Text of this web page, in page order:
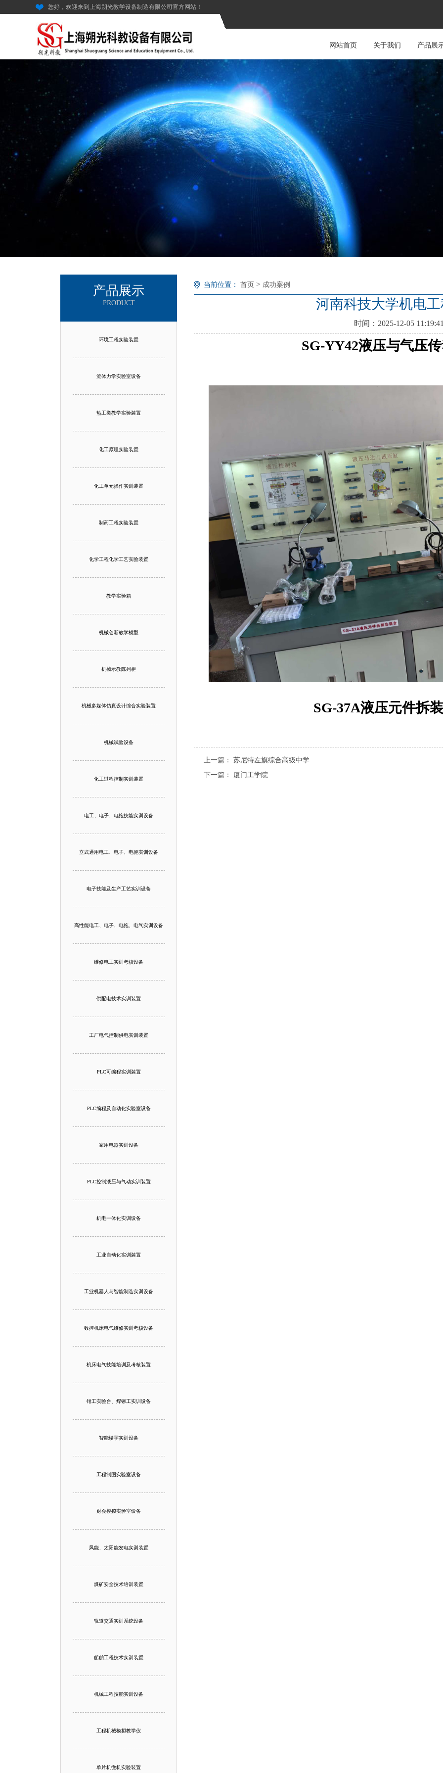
您好，欢迎来到上海朔光教学设备制造有限公司官方网站！
网站首页 关于我们 产品展
产品展示
PRODUCT
环境工程实验装置
流体力学实验室设备
热工类教学实验装置
化工原理实验装置
化工单元操作实训装置
制药工程实验装置
化学工程化学工艺实验装置
教学实验箱
机械创新教学模型
机械示教陈列柜
机械多媒体仿真设计综合实验装置
机械试验设备
化工过程控制实训装置
电工、电子、电拖技能实训设备
立式通用电工、电子、电拖实训设备
电子技能及生产工艺实训设备
高性能电工、电子、电拖、电气实训设备
维修电工实训考核设备
供配电技术实训装置
工厂电气控制供电实训装置
PLC可编程实训装置
PLC编程及自动化实验室设备
家用电器实训设备
PLC控制液压与气动实训装置
机电一体化实训设备
工业自动化实训装置
工业机器人与智能制造实训设备
数控机床电气维修实训考核设备
机床电气技能培训及考核装置
钳工实验台、焊铆工实训设备
智能楼宇实训设备
工程制图实验室设备
财会模拟实验室设备
风能、太阳能发电实训装置
煤矿安全技术培训装置
轨道交通实训系统设备
船舶工程技术实训装置
机械工程技能实训设备
工程机械模拟教学仪
单片机微机实验装置
当前位置： 首页 > 成功案例
河南科技大学机电
时间：2025-12-05
SG-YY42液压与气压
SG-37A液压元件拆
上一篇： 苏尼特左旗综合高级中学
下一篇： 厦门工学院